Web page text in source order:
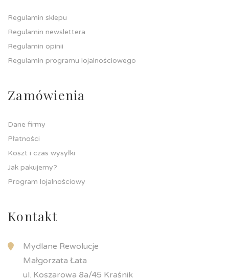
Regulamin sklepu
Regulamin newslettera
Regulamin opinii
Regulamin programu lojalnościowego
Zamówienia
Dane firmy
Płatności
Koszt i czas wysyłki
Jak pakujemy?
Program lojalnościowy
Kontakt
Mydlane Rewolucje
Małgorzata Łata
ul. Koszarowa 8a/45 Kraśnik